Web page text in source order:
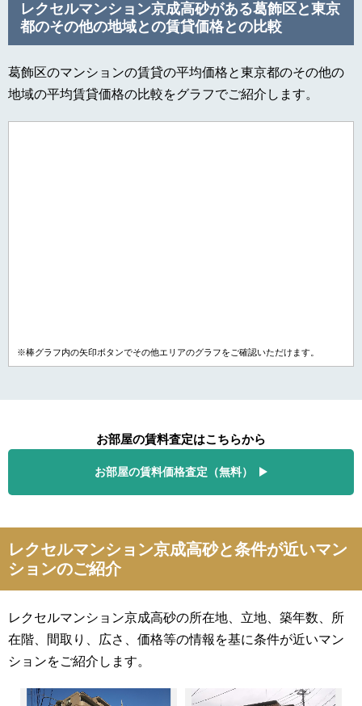
レクセルマンション京成高砂がある葛飾区と東京
都のその他の地域との賃貸価格との比較
葛飾区のマンションの賃貸の平均価格と東京都のその他の
地域の平均賃貸価格の比較をグラフでご紹介します。
※棒グラフ内の矢印ボタンでその他エリアのグラフをご確認いただけます。
お部屋の賃料査定はこちらから
お部屋の賃料価格査定（無料）
レクセルマンション京成高砂と条件が近いマン
ションのご紹介
レクセルマンション京成高砂の所在地、立地、築年数、所
在階、間取り、広さ、価格等の情報を基に条件が近いマン
ションをご紹介します。